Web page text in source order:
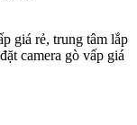
giá rẻ, trung tâm lắp
camera gò vấp giá